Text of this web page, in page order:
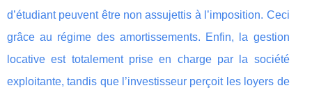
d’étudiant peuvent être non assujettis à l’imposition. Ceci
grâce au régime des amortissements. Enfin, la gestion
locative est totalement prise en charge par la société
exploitante, tandis que l’investisseur perçoit les loyers de